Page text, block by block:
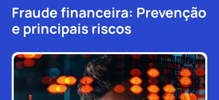
Fraude financeira: Prevenção
e principais riscos